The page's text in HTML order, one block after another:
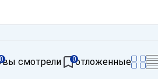
вы смотрели
0 отложенные
0